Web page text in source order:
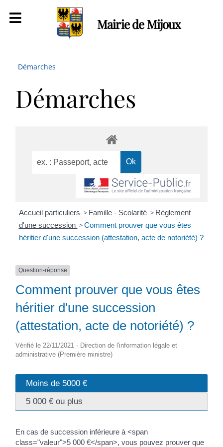
Mairie de Mijoux
Démarches
Démarches
Accueil particuliers > Famille - Scolarité > Règlement
d'une succession > Comment prouver que vous êtes
héritier d'une succession (attestation, acte de notoriété) ?
Question-réponse
Comment prouver que vous êtes
héritier d'une succession
(attestation, acte de notoriété) ?
Vérifié le 22/11/2021 - Direction de l'information légale et
administrative (Première ministre)
Moins de 5000 €
5 000 € ou plus
En cas de succession inférieure à <span
class="valeur">5 000 €</span>, vous pouvez prouver que